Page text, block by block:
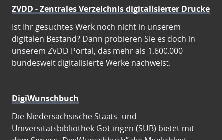
ZVDD - Zentrales Verzeichnis digitalisierter Drucke
Ist Ihr gesuchtes Werk noch nicht in unserem
digitalen Bestand? Dann probieren Sie es doch in
unserem ZVDD Portal, das mehr als 1.600.000
bundesweit digitalisierte Werke nachweist.
DigiWunschbuch
Die Niedersächsische Staats- und
Universitätsbibliothek Göttingen (SUB) bietet mit